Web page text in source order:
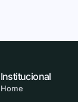
Institucional
Home